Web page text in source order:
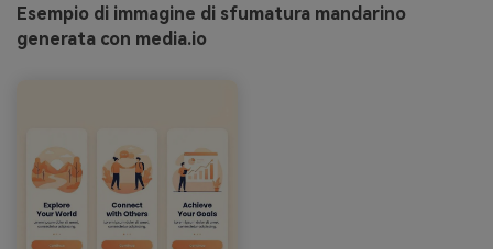
Esempio di immagine di sfumatura mandarino
generata con media.io